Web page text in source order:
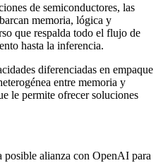
de semiconductores, las
memoria, lógica y
que respalda todo el flujo de
hasta la inferencia.
diferenciadas en empaque
entre memoria y
le permite ofrecer soluciones
posible alianza con OpenAI para